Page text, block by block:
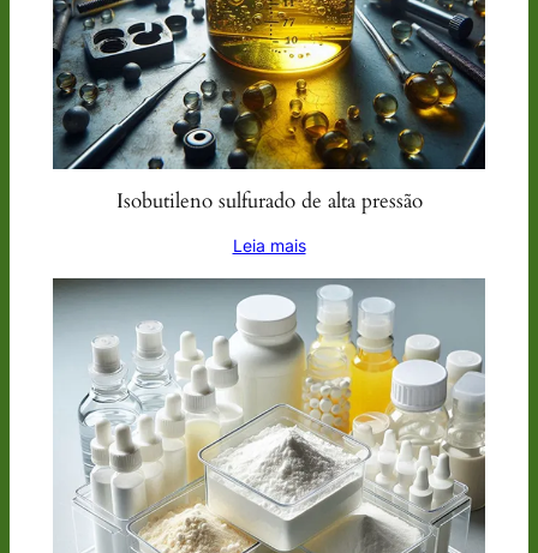
Isobutileno sulfurado de alta pressão
Leia mais